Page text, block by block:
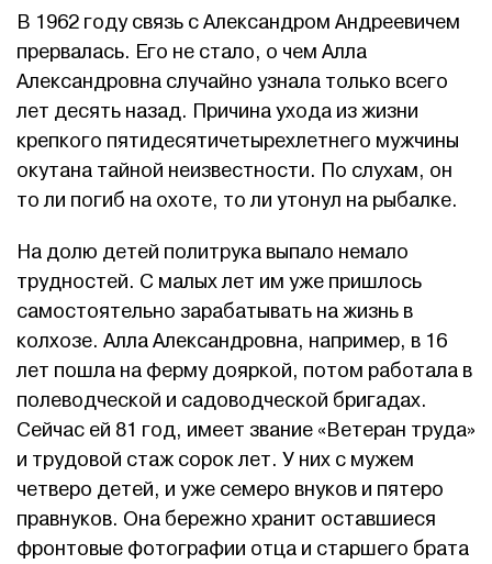
В 1962 году связь с Александром Андреевичем
прервалась. Его не стало, о чем Алла
Александровна случайно узнала только всего
лет десять назад. Причина ухода из жизни
крепкого пятидесятичетырехлетнего мужчины
окутана тайной неизвестности. По слухам, он
то ли погиб на охоте, то ли утонул на рыбалке.
На долю детей политрука выпало немало
трудностей. С малых лет им уже пришлось
самостоятельно зарабатывать на жизнь в
колхозе. Алла Александровна, например, в 16
лет пошла на ферму дояркой, потом работала в
полеводческой и садоводческой бригадах.
Сейчас ей 81 год, имеет звание «Ветеран труда»
и трудовой стаж сорок лет. У них с мужем
четверо детей, и уже семеро внуков и пятеро
правнуков. Она бережно хранит оставшиеся
фронтовые фотографии отца и старшего брата